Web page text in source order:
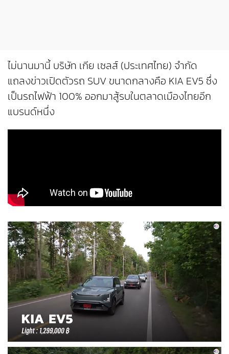
ไม่นานมานี้ บริษัท เกีย เซลส์ (ประเทศไทย) จำกัด
แถลงข่าวเปิดตัวรถ SUV ขนาดกลางคือ KIA EV5 ซึ่ง
เป็นรถไฟฟ้า 100% ออกมาสู้รบในตลาดเมืองไทยอีก
แบรนด์หนึ่ง